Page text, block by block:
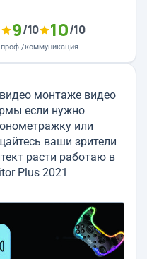
монтаже видео
если нужно
или
ваши зрители
расти работаю в
Plus 2021
9/10 10/10
проф./коммуникация